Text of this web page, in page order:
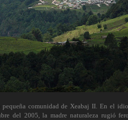
comunidad de Xeabaj II. En el
del 2005, la madre naturaleza rugió